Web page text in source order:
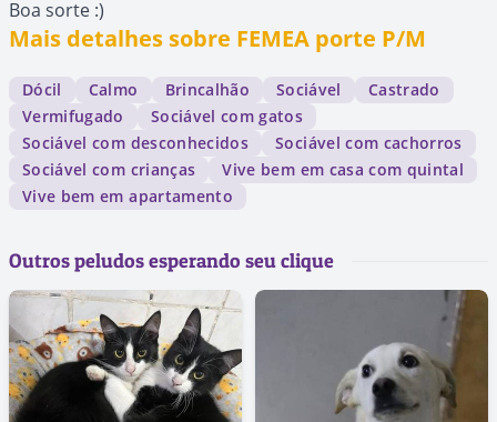
Boa sorte :)
Mais detalhes sobre FEMEA porte P/M
Dócil Calmo Brincalhão Sociável
Castrado
Vermifugado
Sociável com gatos
Sociável com desconhecidos
Sociável com cachorros
Sociável com crianças
Vive bem em casa com quintal
Vive bem em apartamento
Outros peludos esperando seu clique